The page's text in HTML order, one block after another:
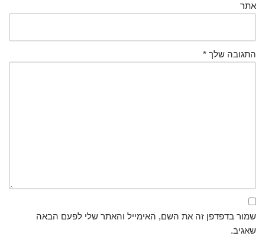
אתר
התגובה שלך *
שמור בדפדפן זה את השם, האימייל והאתר שלי לפעם הבאה
שאגיב.